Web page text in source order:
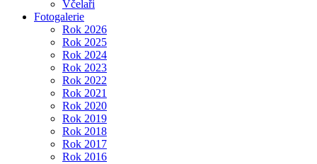
Včelaři
Fotogalerie
Rok 2026
Rok 2025
Rok 2024
Rok 2023
Rok 2022
Rok 2021
Rok 2020
Rok 2019
Rok 2018
Rok 2017
Rok 2016